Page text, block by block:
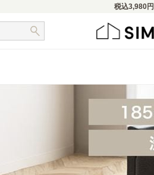
税込3,980円